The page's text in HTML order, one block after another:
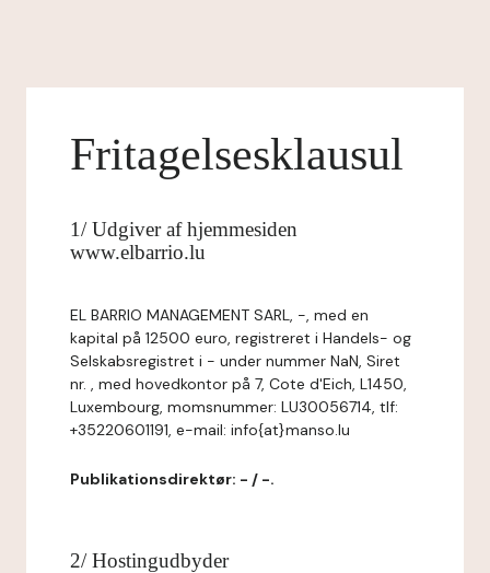
Fritagelsesklausul
1/ Udgiver af hjemmesiden
www.elbarrio.lu
EL BARRIO MANAGEMENT SARL, -, med en
kapital på 12500 euro, registreret i Handels- og
Selskabsregistret i - under nummer NaN, Siret
nr. , med hovedkontor på 7, Cote d'Eich, L1450,
Luxembourg, momsnummer: LU30056714, tlf:
+35220601191, e-mail: info{at}manso.lu
Publikationsdirektør: - / -.
2/ Hostingudbyder